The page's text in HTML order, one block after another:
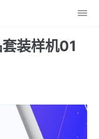
装样机01